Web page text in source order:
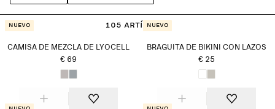
105 artículos
Nuevo
CAMISA DE MEZCLA DE LYOCELL
€ 69
Nuevo
BRAGUITA DE BIKINI CON LAZOS
€ 25